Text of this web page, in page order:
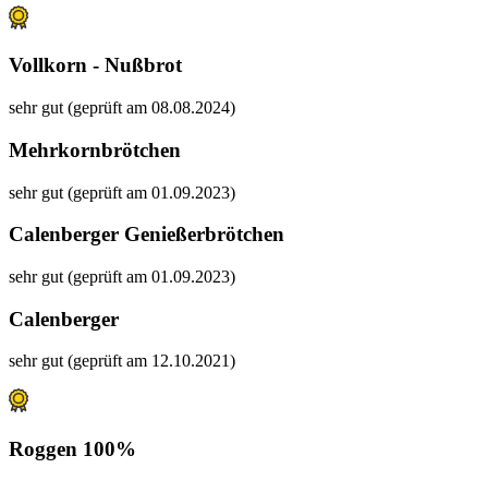
Vollkorn - Nußbrot
sehr gut (geprüft am 08.08.2024)
Mehrkornbrötchen
sehr gut (geprüft am 01.09.2023)
Calenberger Genießerbrötchen
sehr gut (geprüft am 01.09.2023)
Calenberger
sehr gut (geprüft am 12.10.2021)
Roggen 100%